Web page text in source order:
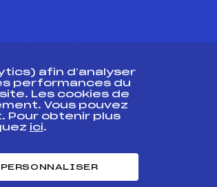
l’athlète
professionnel
afin d’analyser
performances du
Les cookies de
Vous pouvez
Pour obtenir plus
ici.
PERSONNALISER